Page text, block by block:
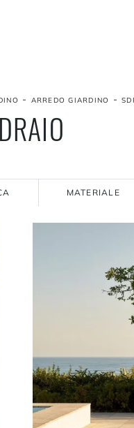
- ARREDO GIARDINO -
MATERIALE